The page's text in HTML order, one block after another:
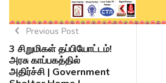
Previous Post
3 சிறுமிகள் தப்பியோட்டம்!
அரசு காப்பகத்தில்
அதிர்ச்சி | Government